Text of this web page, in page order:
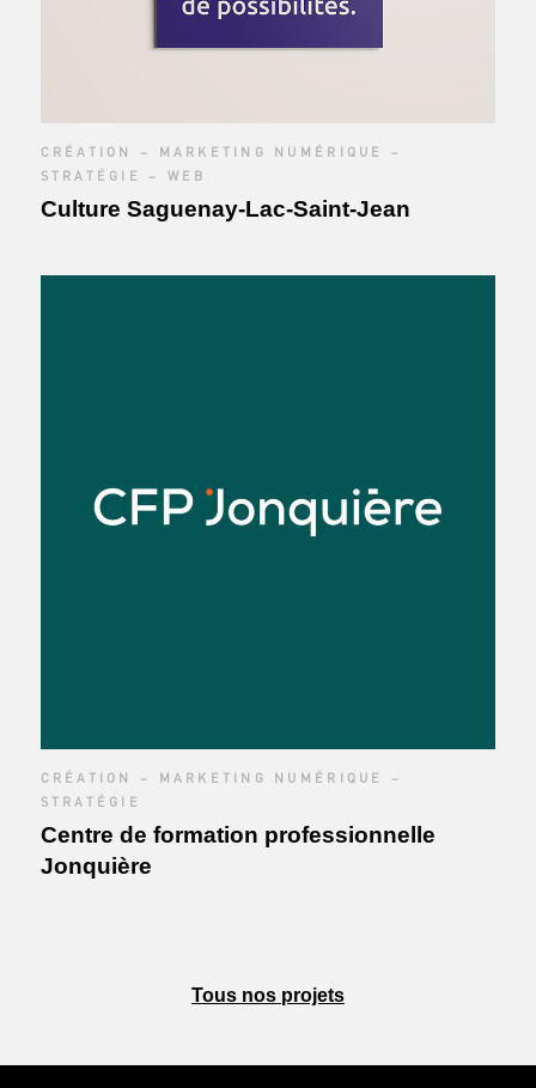
CRÉATION – MARKETING NUMÉRIQUE –
STRATÉGIE – WEB
Culture Saguenay-Lac-Saint-Jean
CRÉATION – MARKETING NUMÉRIQUE –
STRATÉGIE
Centre de formation professionnelle
Jonquière
Tous nos projets